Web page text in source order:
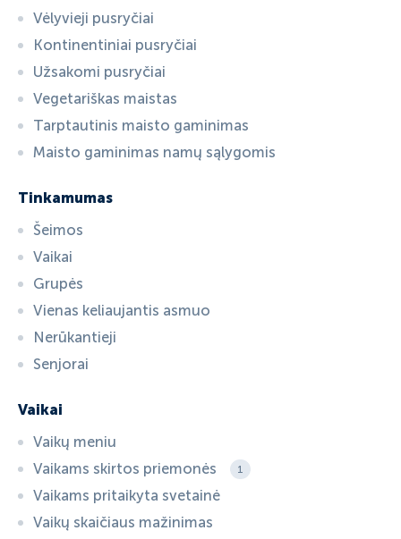
Vėlyvieji pusryčiai
Kontinentiniai pusryčiai
Užsakomi pusryčiai
Vegetariškas maistas
Tarptautinis maisto gaminimas
Maisto gaminimas namų sąlygomis
Tinkamumas
Šeimos
Vaikai
Grupės
Vienas keliaujantis asmuo
Nerūkantieji
Senjorai
Vaikai
Vaikų meniu
Vaikams skirtos priemonės
1
Vaikams pritaikyta svetainė
Vaikų skaičiaus mažinimas